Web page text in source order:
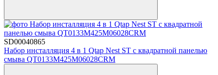
SD00040865
Набор инсталляция 4 в 1 Qtap Nest ST с квадратной панелью
смыва QT0133M425M06028CRM